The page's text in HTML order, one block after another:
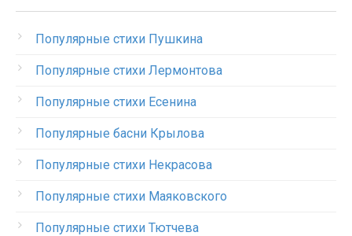
Популярные стихи Пушкина
Популярные стихи Лермонтова
Популярные стихи Есенина
Популярные басни Крылова
Популярные стихи Некрасова
Популярные стихи Маяковского
Популярные стихи Тютчева